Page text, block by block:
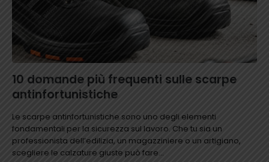
10 domande più frequenti sulle scarpe
antinfortunistiche
Le scarpe antinfortunistiche sono uno degli elementi
fondamentali per la sicurezza sul lavoro. Che tu sia un
professionista dell’edilizia, un magazziniere o un artigiano,
scegliere le calzature giuste può fare...